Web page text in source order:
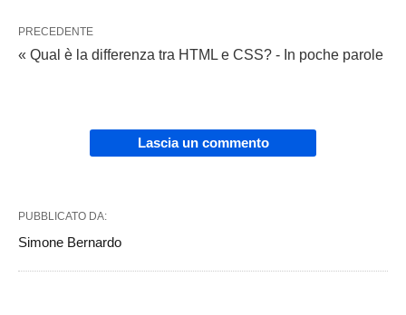
PRECEDENTE
« Qual è la differenza tra HTML e CSS? - In poche parole
Lascia un commento
PUBBLICATO DA:
Simone Bernardo